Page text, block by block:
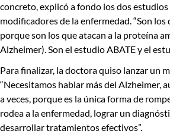
concreto, explicó a fondo los dos estudios
modificadores de la enfermedad.“Son los
porque son los que atacan a la proteína
Alzheimer). Son el estudioABATEy el
Para finalizar, la doctora quiso lanzar un
“Necesitamos hablar más del Alzheimer,
a veces, porque es la única forma de
rodea a la enfermedad, lograr un
desarrollar tratamientos efectivos”.